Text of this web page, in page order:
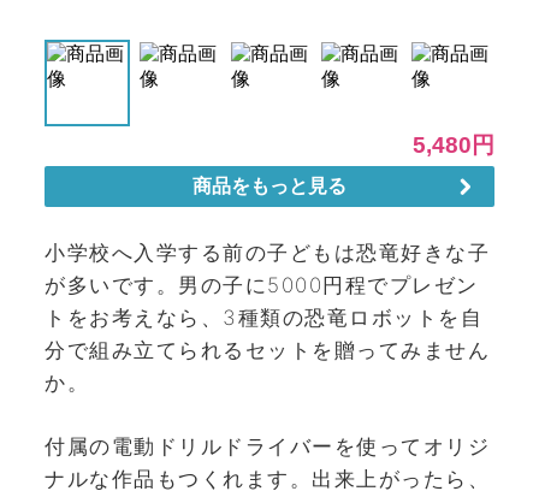
小学校へ入学する前の子どもは恐竜好きな子
が多いです。男の子に5000円程でプレゼン
トをお考えなら、3種類の恐竜ロボットを自
分で組み立てられるセットを贈ってみません
か。
付属の電動ドリルドライバーを使ってオリジ
ナルな作品もつくれます。出来上がったら、